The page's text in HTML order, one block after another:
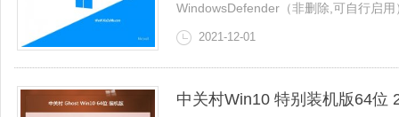
WindowsDefender（非删除,可自行启
2021-12-01
中关村Win10 特别装机版64位